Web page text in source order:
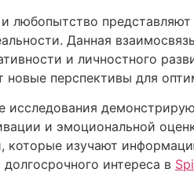
любопытство
Данная
и личностного
новые перспективы для
исследования
и эмоциональной
которые изучают
интереса в